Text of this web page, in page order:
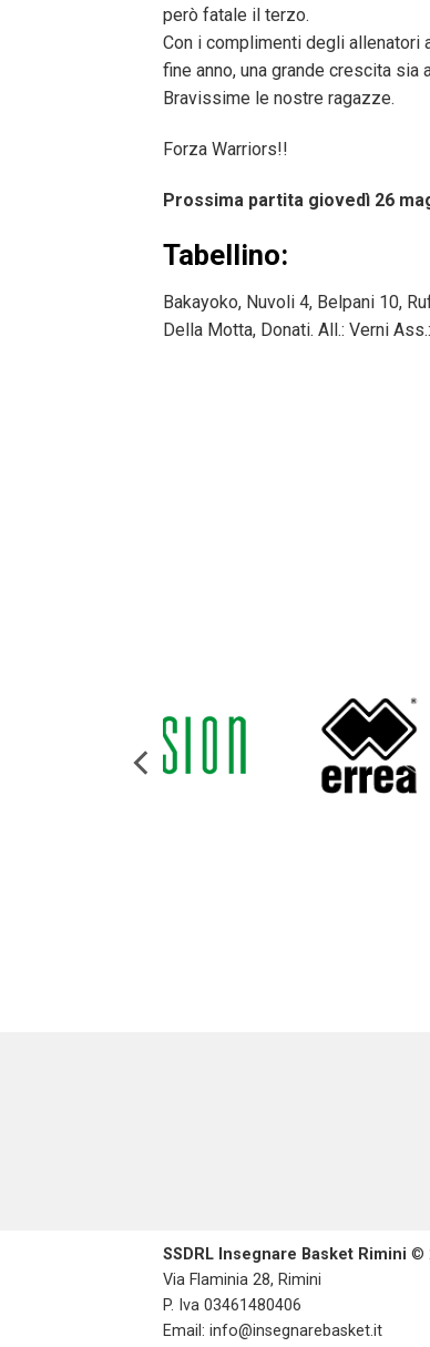
però fatale il terzo.
Con i complimenti degli
fine anno, una grande crescita
Bravissime le nostre ragazze.
Forza Warriors!!
Prossima partita giovedì 26
Tabellino:
Bakayoko, Nuvoli 4, Belpani 10,
Della Motta, Donati. All.: Verni
SSDRL Insegnare Basket Rimini ©
Via Flaminia 28, Rimini
P. Iva 03461480406
Email: info@insegnarebasket.it